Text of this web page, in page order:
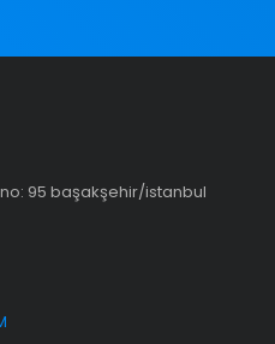
95 başakşehir/i̇stanbul